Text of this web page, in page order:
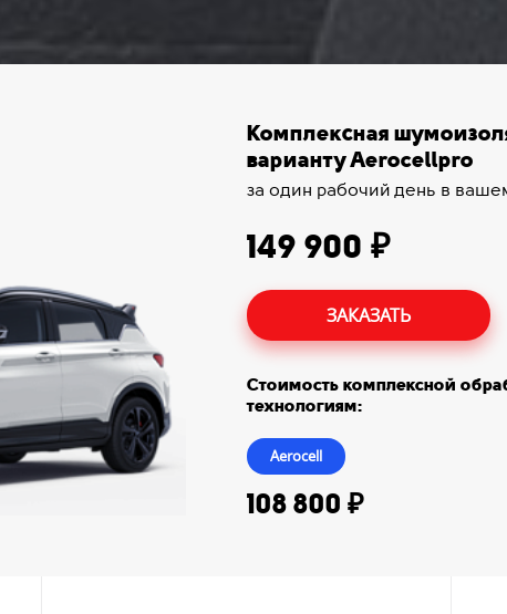
Комплексная
варианту Aerocellpro
за один рабочий день в
149 900 ₽
ЗАКАЗАТЬ
Стоимость комплексной
технологиям:
Aerocell
108 800 ₽